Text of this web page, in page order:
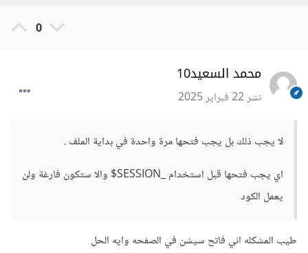
0
محمد السعيد10
نشر22 فبراير 2025
لا يجب ذلك بل يجب فتحها مرة واحدة في بداية الملف .
اي يجب فتحها قبل استخدام _SESSION$ والا ستكون فارغة ولن
يعمل الكود
طيب المشكله اني فاتح سيشن في الصفحه وايه الحل